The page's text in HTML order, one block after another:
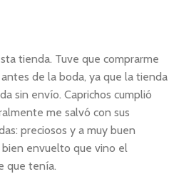
tienda. Tuve que comprarme
de la boda, ya que la tienda
sin envío. Caprichos cumplió
me salvó con sus
preciosos y a muy buen
bien envuelto que vino el
que tenía.